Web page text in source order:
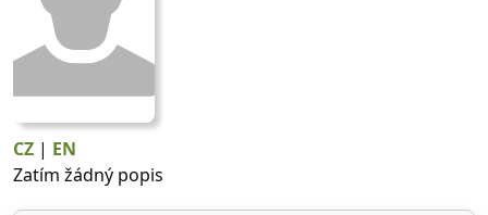
CZ | EN
Zatím žádný popis